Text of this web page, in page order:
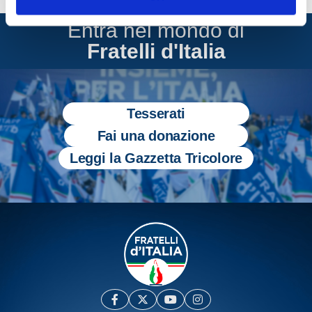
Entra nel mondo di
Fratelli d'Italia
Tesserati
Fai una donazione
Leggi la Gazzetta Tricolore